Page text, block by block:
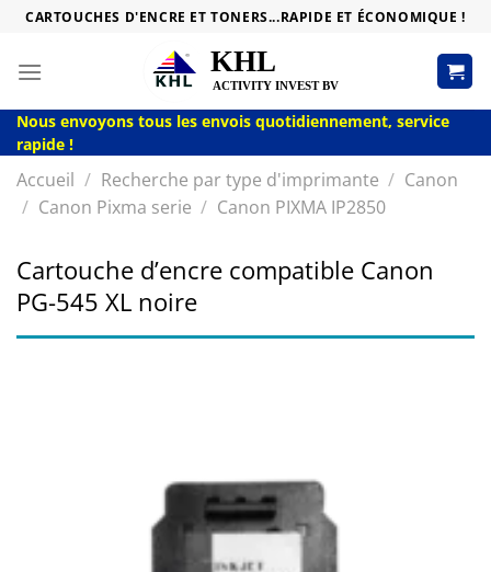
Passer
contenu
CARTOUCHES D'ENCRE ET TONERS...RAPIDE ET ÉCONOMIQUE !
Nous envoyons tous les envois quotidiennement, service
rapide !
Accueil / Recherche par type d'imprimante / Canon
/ Canon Pixma serie / Canon PIXMA IP2850
Cartouche d’encre compatible Canon
PG-545 XL noire